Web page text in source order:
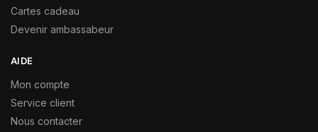
Cartes cadeau
Devenir ambassabeur
AIDE
Mon compte
Service client
Nous contacter